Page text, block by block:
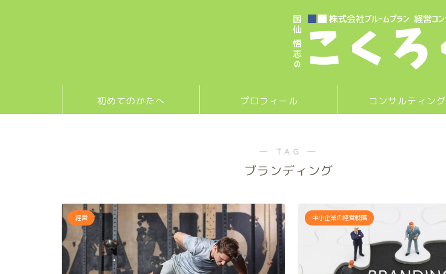
初めてのかたへ プロフィール コンサルティング
― TAG ―
ブランディング
経営 中小企業の経営戦略